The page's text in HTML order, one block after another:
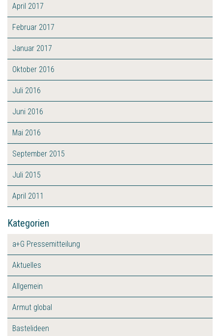
April 2017
Februar 2017
Januar 2017
Oktober 2016
Juli 2016
Juni 2016
Mai 2016
September 2015
Juli 2015
April 2011
Kategorien
a+G Pressemitteilung
Aktuelles
Allgemein
Armut global
Bastelideen